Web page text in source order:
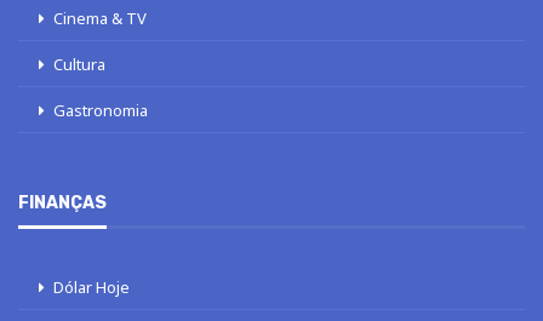
Cinema & TV
Cultura
Gastronomia
FINANÇAS
Dólar Hoje